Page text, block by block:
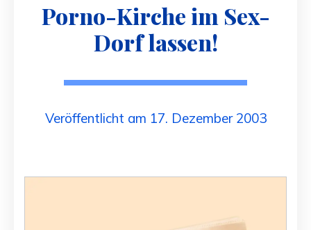
Porno-Kirche im Sex-
Dorf lassen!
Veröffentlicht am 17. Dezember 2003